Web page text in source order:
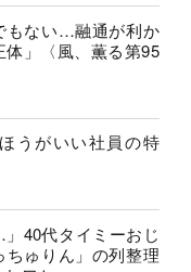
もない…融通が利か
」〈風、薫る第95
うがいい社員の特
40代タイミーおじ
ちゅりん」の列整理